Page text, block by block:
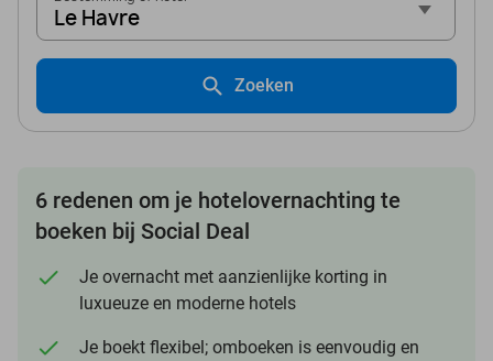
Le Havre
Zoeken
6 redenen om je hotelovernachting te
boeken bij Social Deal
Je overnacht met aanzienlijke korting in
luxueuze en moderne hotels
Je boekt flexibel; omboeken is eenvoudig en